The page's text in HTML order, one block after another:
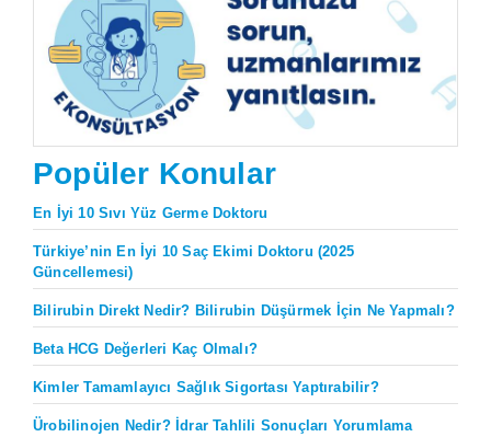
Popüler Konular
En İyi 10 Sıvı Yüz Germe Doktoru
Türkiye’nin En İyi 10 Saç Ekimi Doktoru (2025
Güncellemesi)
Bilirubin Direkt Nedir? Bilirubin Düşürmek İçin Ne Yapmalı?
Beta HCG Değerleri Kaç Olmalı?
Kimler Tamamlayıcı Sağlık Sigortası Yaptırabilir?
Ürobilinojen Nedir? İdrar Tahlili Sonuçları Yorumlama